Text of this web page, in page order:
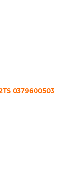
0379600503